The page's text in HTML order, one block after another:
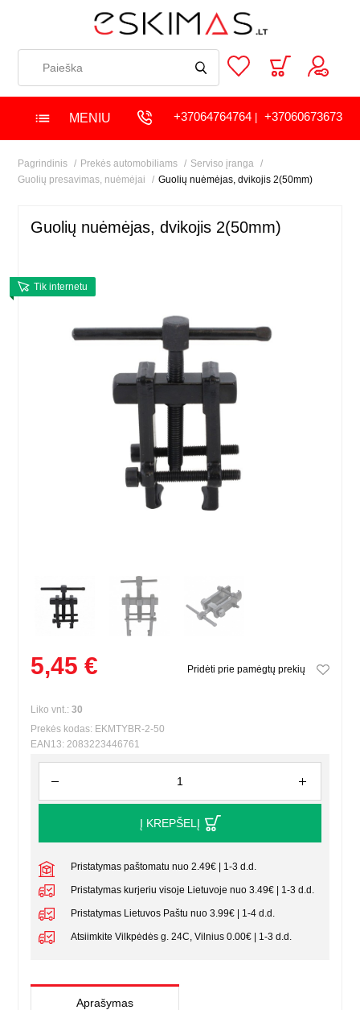
MENIU +37064764764| +37060673673
Pagrindinis Prekės automobiliams
Serviso įranga
Guolių presavimas, nuėmėjai
Guolių nuėmėjas, dvikojis 2(50mm)
Guolių nuėmėjas, dvikojis 2(50mm)
Tik internetu
5,45 € Pridėti prie pamėgtų prekių
Liko vnt.:30
Prekės kodas: EKMTYBR-2-50
EAN13: 2083223446761
Į KREPŠELĮ
Pristatymas paštomatu nuo 2.49€ | 1-3 d.d.
Pristatymas kurjeriu visoje Lietuvoje nuo 3.49€ | 1-3 d.d.
Pristatymas Lietuvos Paštu nuo 3.99€ | 1-4 d.d.
Atsiimkite Vilkpėdės g. 24C, Vilnius 0.00€ | 1-3 d.d.
Aprašymas